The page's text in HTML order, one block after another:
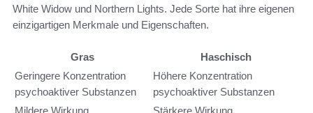
White Widow und Northern Lights. Jede Sorte hat ihre eigenen
einzigartigen Merkmale und Eigenschaften.
Gras
Haschisch
Geringere Konzentration
psychoaktiver Substanzen
Höhere Konzentration
psychoaktiver Substanzen